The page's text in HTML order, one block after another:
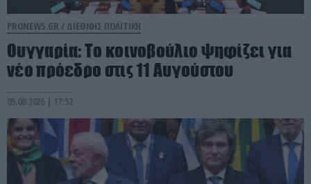
PRONEWS.GR / ΔΙΕΘΝΗΣ ΠΟΛΙΤΙΚΗ
Ουγγαρία: Το κοινοβούλιο ψηφίζει για
νέο πρόεδρο στις 11 Αυγούστου
05.08.2026 | 17:52